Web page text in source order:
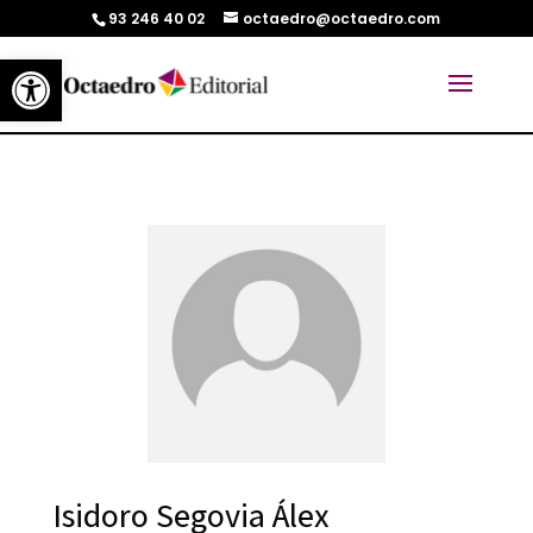
Abrir barra de herramientas
93 246 40 02 octaedro@octaedro.com
Isidoro Segovia Álex